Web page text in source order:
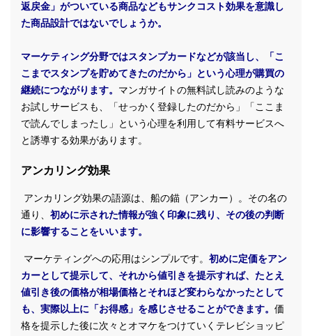
返戻金」がついている商品などもサンクコスト効果を意識し
た商品設計ではないでしょうか。
マーケティング分野ではスタンプカードなどが該当し、「こ
こまでスタンプを貯めてきたのだから」という心理が購買の
継続につながります。 マンガサイトの無料試し読みのような
お試しサービスも、「せっかく登録したのだから」「ここま
で読んでしまったし」という心理を利用して有料サービスへ
と誘導する効果があります。
アンカリング効果
アンカリング効果の語源は、船の錨（アンカー）。その名の
通り、 初めに示された情報が強く印象に残り、その後の判断
に影響することをいいます。
マーケティングへの応用はシンプルです。 初めに定価をアン
カーとして提示して、それから値引きを提示すれば、たとえ
値引き後の価格が相場価格とそれほど変わらなかったとして
も、実際以上に「お得感」を感じさせることができます。 価
格を提示した後に次々とオマケをつけていくテレビショッピ